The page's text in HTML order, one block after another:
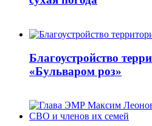
Благоустройство
«Бульваром роз»